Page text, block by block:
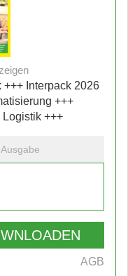
Interpack 2026
+++
Logistik +++
AGB